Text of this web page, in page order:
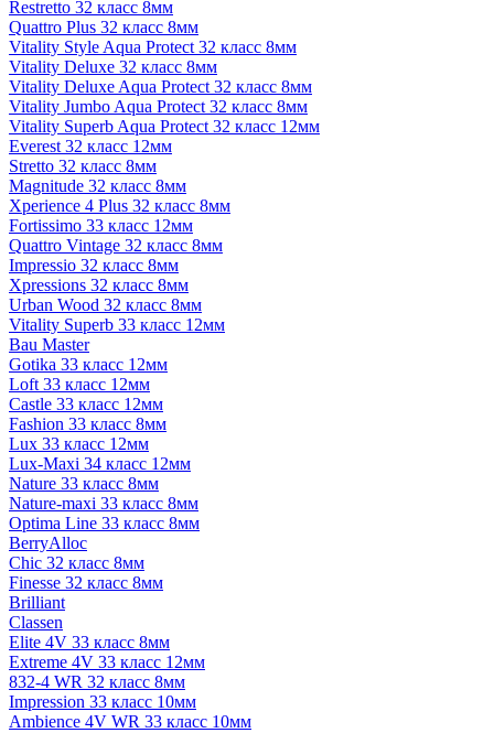
Restretto 32 класс 8мм
Quattro Plus 32 класс 8мм
Vitality Style Aqua Protect 32 класс 8мм
Vitality Deluxe 32 класс 8мм
Vitality Deluxe Aqua Protect 32 класс 8мм
Vitality Jumbo Aqua Protect 32 класс 8мм
Vitality Superb Aqua Protect 32 класс 12мм
Everest 32 класс 12мм
Stretto 32 класс 8мм
Magnitude 32 класс 8мм
Xperience 4 Plus 32 класс 8мм
Fortissimo 33 класс 12мм
Quattro Vintage 32 класс 8мм
Impressio 32 класс 8мм
Xpressions 32 класс 8мм
Urban Wood 32 класс 8мм
Vitality Superb 33 класс 12мм
Bau Master
Gotika 33 класс 12мм
Loft 33 класс 12мм
Castle 33 класс 12мм
Fashion 33 класс 8мм
Lux 33 класс 12мм
Lux-Maxi 34 класс 12мм
Nature 33 класс 8мм
Nature-maxi 33 класс 8мм
Optima Line 33 класс 8мм
BerryAlloc
Chic 32 класс 8мм
Finesse 32 класс 8мм
Brilliant
Classen
Elite 4V 33 класс 8мм
Extreme 4V 33 класс 12мм
832-4 WR 32 класс 8мм
Impression 33 класс 10мм
Ambience 4V WR 33 класс 10мм